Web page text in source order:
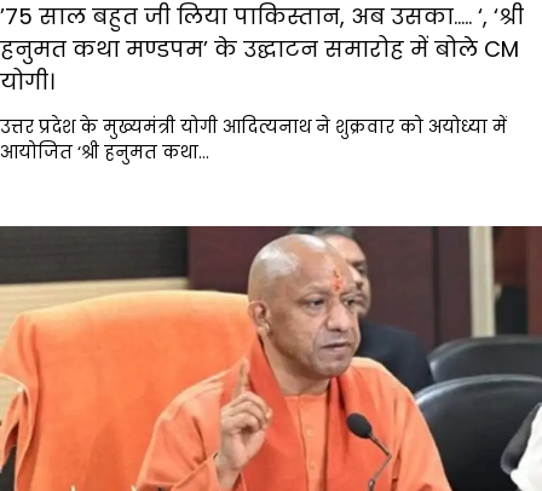
’75 साल बहुत जी लिया पाकिस्तान, अब उसका….. ‘, ‘श्री
हनुमत कथा मण्डपम’ के उद्घाटन समारोह में बोले CM
योगी।
उत्तर प्रदेश के मुख्यमंत्री योगी आदित्यनाथ ने शुक्रवार को अयोध्या में
आयोजित ‘श्री हनुमत कथा…